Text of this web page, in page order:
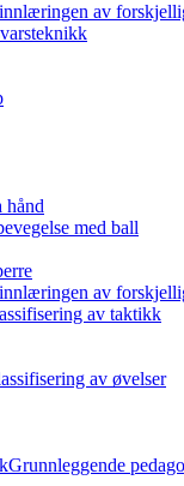
av
hånd
med ball
av
av taktikk
av øvelser
Grunnleggende